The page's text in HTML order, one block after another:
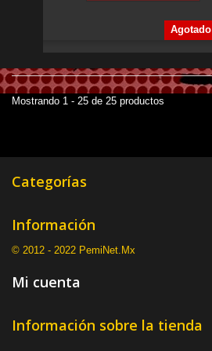
Agotado
Mostrando 1 - 25 de 25 productos
Categorías
Información
© 2012 - 2022 PemiNet.Mx
Mi cuenta
Información sobre la tienda